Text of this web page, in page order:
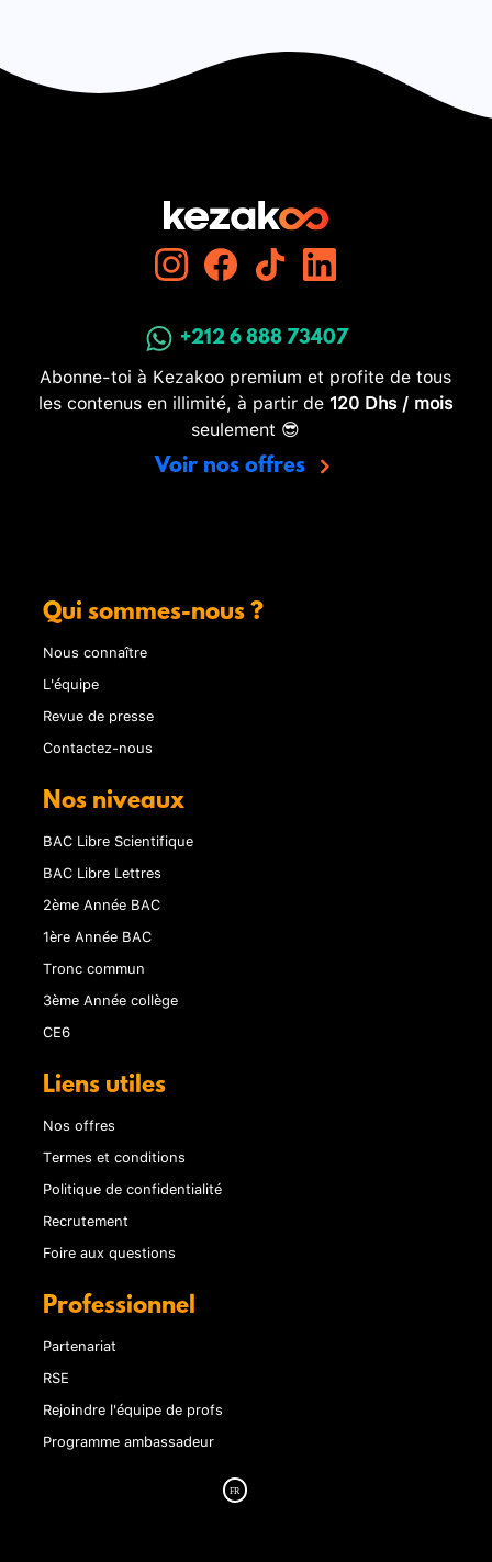
+212 6 888 73407
Abonne-toi à Kezakoo premium et profite de tous
les contenus en illimité, à partir de 120 Dhs / mois
seulement 😎
Voir nos offres
Qui sommes-nous ?
Nous connaître
L'équipe
Revue de presse
Contactez-nous
Nos niveaux
BAC Libre Scientifique
BAC Libre Lettres
2ème Année BAC
1ère Année BAC
Tronc commun
3ème Année collège
CE6
Liens utiles
Nos offres
Termes et conditions
Politique de confidentialité
Recrutement
Foire aux questions
Professionnel
Partenariat
RSE
Rejoindre l'équipe de profs
Programme ambassadeur